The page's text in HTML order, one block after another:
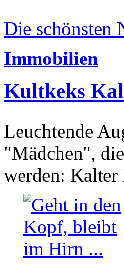
Die schönsten
Immobilien
Kultkeks
Leuchtende
"Mädchen",
werden: